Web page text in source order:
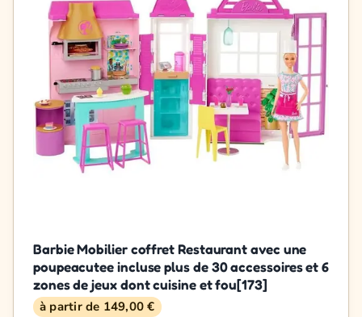
Barbie Mobilier coffret Restaurant avec une
poupeacutee incluse plus de 30 accessoires et 6
zones de jeux dont cuisine et fou[173]
à partir de 149,00 €